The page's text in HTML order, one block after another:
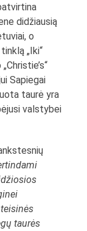
didžiausią
o
„Iki“
Sapiegai
taurė yra
valstybei
taurės